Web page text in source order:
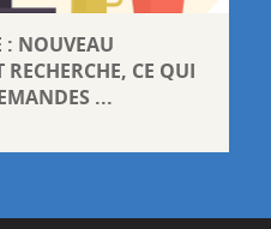
: NOUVEAU
RECHERCHE, CE QUI
...